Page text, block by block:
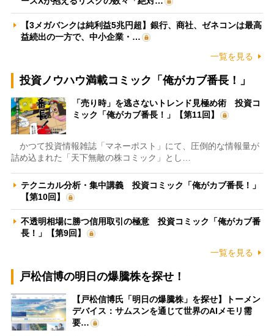
【3メガバンクは純利益5兆円超】銀行、商社、ゼネコンは最高
益続出の一方で、中小企業・…
一覧を見る
投資ノウハウ満載コミック「俺がカブ番長！」
「売り時」を逃さないトレンド見極め術 投資コ
ミック「俺がカブ番長！」【第11回】
かつて投資情報雑誌「マネーポスト」にて、圧倒的な情報量が
詰め込まれた「天下無敵の株コミック」とし…
テクニカル分析・集中講義 投資コミック「俺がカブ番長！」
【第10回】
不透明相場に勝つ信用取引の極意 投資コミック「俺がカブ番
長！」【第9回】
一覧を見る
戸松信博の明日の爆騰株を探せ！
【戸松信博氏「明日の爆騰株」を探せ】トーメン
デバイス：サムスンを通じて世界のAIメモリ需
要…